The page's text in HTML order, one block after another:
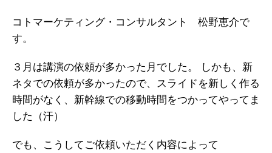
書籍
ガイアの実績
メールマガジン
お問い合わせ
コトマーケティング・コンサルタント 松野恵介で
す。
３月は講演の依頼が多かった月でした。
しかも、新
ネタでの依頼が多かったので、スライドを新しく作る
時間がなく、新幹線での移動時間をつかってやってま
した（汗）
でも、こうしてご依頼いただく内容によって